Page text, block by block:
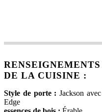
DE LA CUISINE :
Style de porte : Jackson
Edge